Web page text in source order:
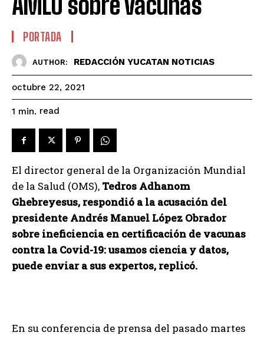
PORTADA
AUTHOR: REDACCIÓN YUCATAN NOTICIAS
octubre 22, 2021
1 min. read
El director general de la Organización Mundial
de la Salud (OMS), Tedros Adhanom
Ghebreyesus, respondió a la acusación del
presidente Andrés Manuel López Obrador
sobre ineficiencia en certificación de vacunas
contra la Covid-19: usamos ciencia y datos,
puede enviar a sus expertos, replicó.
En su conferencia de prensa del pasado martes